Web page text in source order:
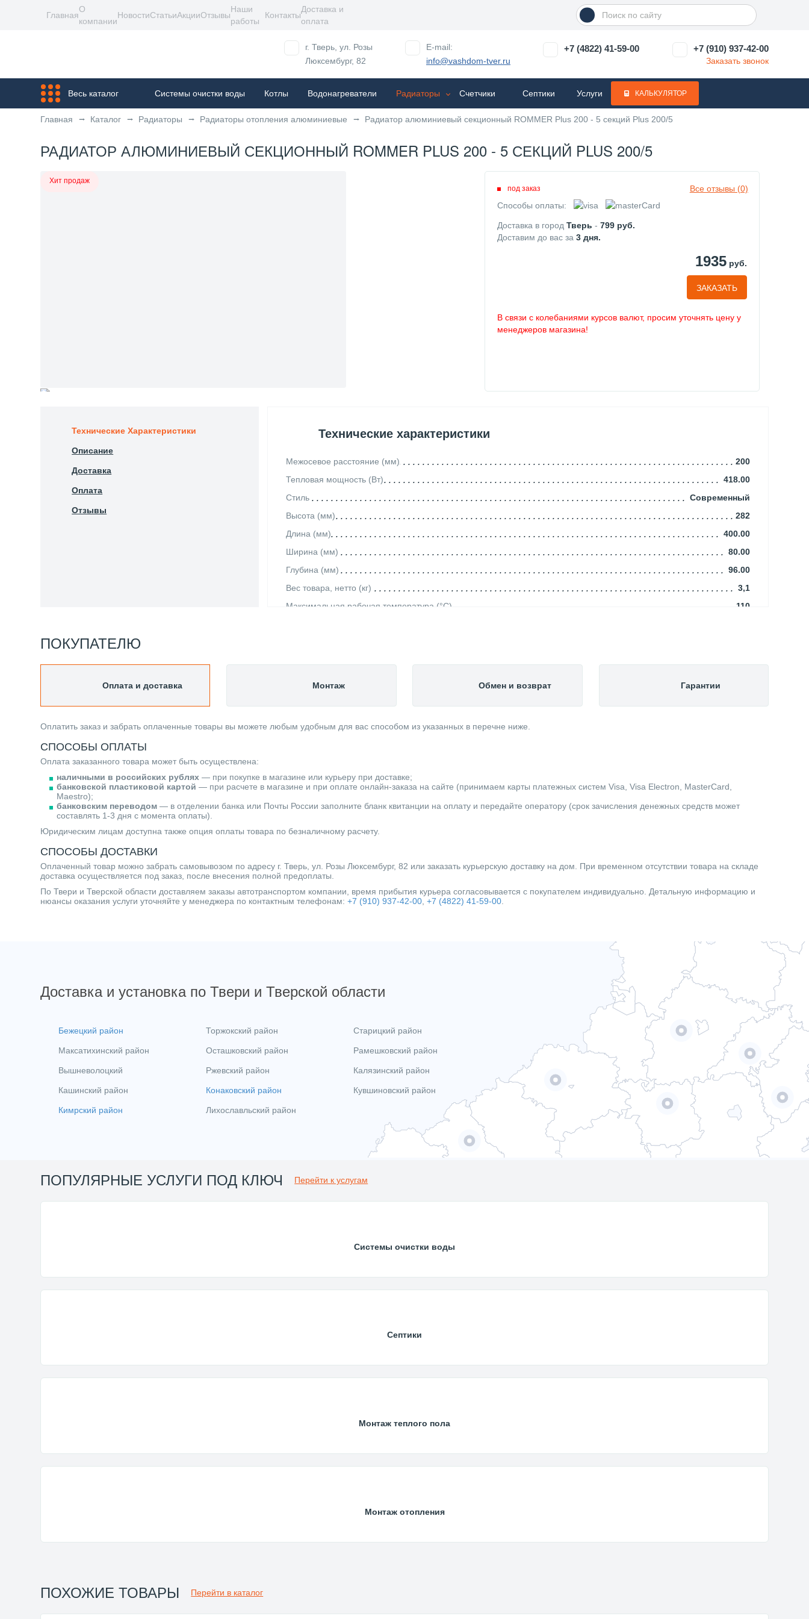
Главная
О
компании
НовостиСтатьиАкцииОтзывы
Наши
работы
Контакты
Доставка и
оплата
г. Тверь, ул. Розы
Люксембург, 82
E-mail:
info@vashdom-tver.ru
+7 (4822) 41-59-00 +7 (910) 937-42-00
Заказать звонок
Весь каталог Системы очистки воды Котлы Водонагреватели Радиаторы Cчетчики Септики Услуги КАЛЬКУЛЯТОР
Главная Каталог Радиаторы Радиаторы отопления алюминиевые Радиатор алюминиевый секционный ROMMER Plus 200 - 5 секций Plus 200/5
РАДИАТОР АЛЮМИНИЕВЫЙ СЕКЦИОННЫЙ ROMMER PLUS 200 - 5 СЕКЦИЙ PLUS 200/5
Хит продаж
Все отзывы (0)
под заказ
Способы оплаты:
Доставка в город Тверь - 799 руб.
Доставим до вас за 3 дня.
1935руб.
ЗАКАЗАТЬ
В связи с колебаниями курсов валют, просим уточнять цену у
менеджеров магазина!
Технические Характеристики Технические характеристики
Межосевое расстояние (мм)
200
Тепловая мощность (Вт)
418.00
Стиль
Современный
Высота (мм)
282
Длина (мм)
400.00
Ширина (мм)
80.00
Глубина (мм)
96.00
Вес товара, нетто (кг)
3,1
Максимальная рабочая температура (°С)
110
Тип радиатора
Площадь обогрева (м²)
Категория
Радиаторы
Описание
Доставка
Оплата
Отзывы
ПОКУПАТЕЛЮ
Оплата и доставка
Оплатить заказ и забрать оплаченные товары вы можете любым удобным для вас способом из указанных в перечне ниже.
СПОСОБЫ ОПЛАТЫ
Оплата заказанного товара может быть осуществлена:
наличными в российских рублях — при покупке в магазине или курьеру при доставке;
банковской пластиковой картой — при расчете в магазине и при оплате онлайн-заказа на сайте (принимаем карты платежных систем Visa, Visa Electron, MasterCard,
Maestro);
банковским переводом — в отделении банка или Почты России заполните бланк квитанции на оплату и передайте оператору (срок зачисления денежных средств может
составлять 1-3 дня с момента оплаты).
Юридическим лицам доступна также опция оплаты товара по безналичному расчету.
СПОСОБЫ ДОСТАВКИ
Оплаченный товар можно забрать самовывозом по адресу г. Тверь, ул. Розы Люксембург, 82 или заказать курьерскую доставку на дом. При временном отсутствии товара на складе
доставка осуществляется под заказ, после внесения полной предоплаты.
По Твери и Тверской области доставляем заказы автотранспортом компании, время прибытия курьера согласовывается с покупателем индивидуально. Детальную информацию и
нюансы оказания услуги уточняйте у менеджера по контактным телефонам:+7 (910) 937-42-00 ,+7 (4822) 41-59-00
Монтаж Обмен и возврат Гарантии
Доставка и установка по Твери и Тверской области
Бежецкий район
Максатихинский район
Вышневолоцкий
Кашинский район
Кимрский район
Торжокский район
Осташковский район
Ржевский район
Конаковский район
Лихославльский район
Старицкий район
Рамешковский район
Калязинский район
Кувшиновский район
ПОПУЛЯРНЫЕ УСЛУГИ ПОД КЛЮЧ Перейти к услугам
Системы очистки воды
Септики
Монтаж теплого пола
Монтаж отопления
ПОХОЖИЕ ТОВАРЫ Перейти в каталог